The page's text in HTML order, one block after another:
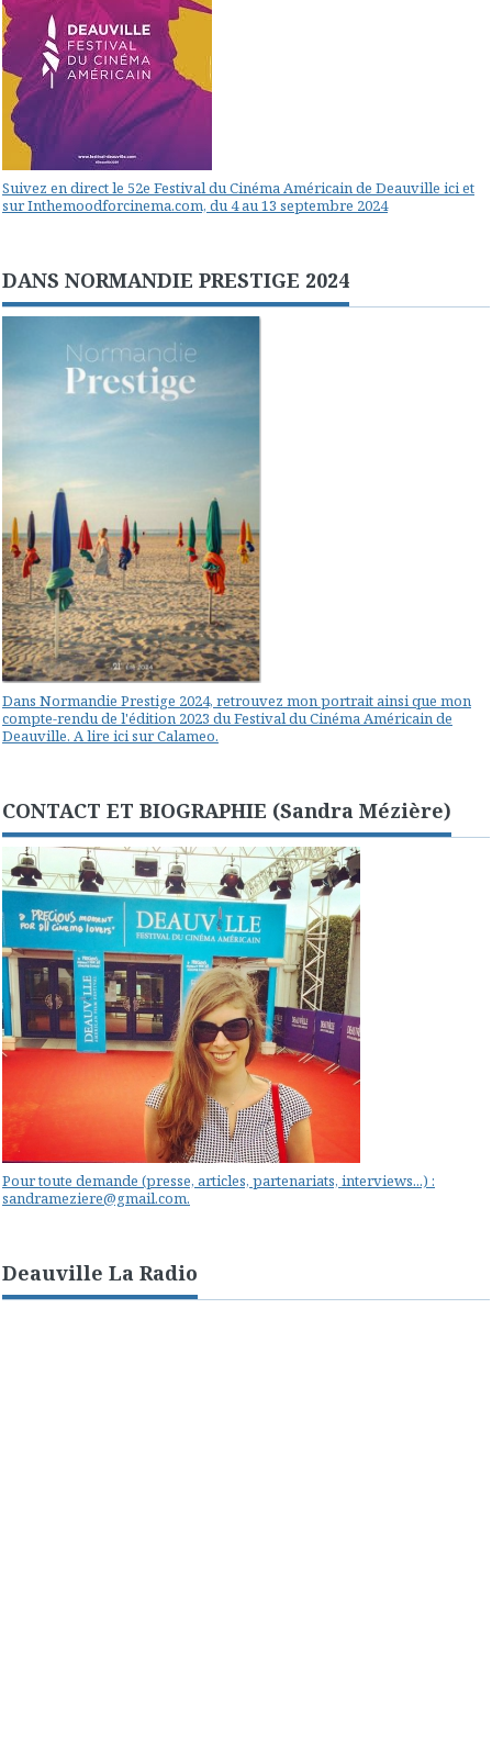
Suivez en direct le 52e Festival du Cinéma Américain de Deauville ici et
sur Inthemoodforcinema.com, du 4 au 13 septembre 2024
DANS NORMANDIE PRESTIGE 2024
Dans Normandie Prestige 2024, retrouvez mon portrait ainsi que mon
compte-rendu de l'édition 2023 du Festival du Cinéma Américain de
Deauville. A lire ici sur Calameo.
CONTACT ET BIOGRAPHIE (Sandra Mézière)
Pour toute demande (presse, articles, partenariats, interviews...) :
sandrameziere@gmail.com.
Deauville La Radio